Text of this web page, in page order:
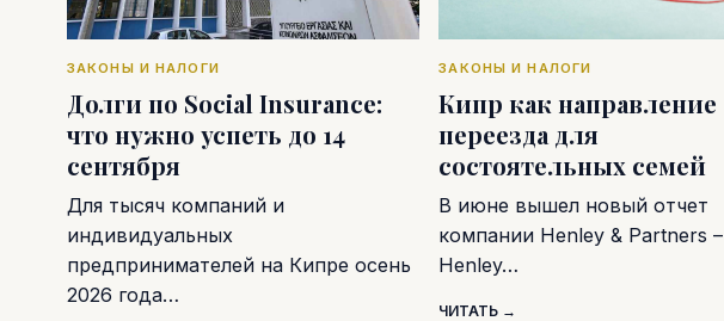
ЗАКОНЫ И НАЛОГИ
Долги по Social Insurance:
что нужно успеть до 14
сентября
Для тысяч компаний и
индивидуальных
предпринимателей на Кипре осень
2026 года…
ЗАКОНЫ И НАЛОГИ
Кипр как направление
переезда для
состоятельных семей
В июне вышел новый отчет
компании Henley & Partners –
Henley…
ЧИТАТЬ →